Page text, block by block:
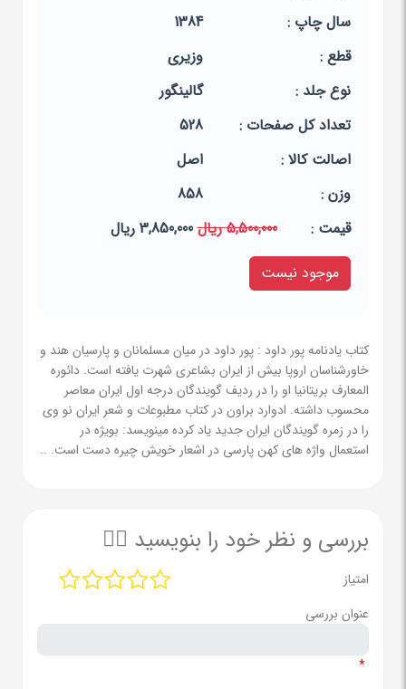
سال چاپ :
1384
قطع :
وزیری
نوع جلد :
گالینگور
تعداد کل صفحات :
528
اصالت کالا :
اصل
وزن :
858
قيمت :
5,500,000 ریال
3,850,000 ریال
موجود نیست
کتاب یادنامه پور داود : پور داود در میان مسلمانان و پارسیان هند و
خاورشناسان اروپا بیش از ایران بشاعری شهرت یافته است. دائوره
المعارف بریتانیا او را در ردیف گویندگان درجه اول ایران معاصر
محسوب داشته. ادوارد براون در کتاب مطبوعات و شعر ایران نو وی
را در زمره گویندگان ایران جدید یاد کرده مینویسد: بویژه در
استعمال واژه های کهن پارسی در اشعار خویش چیره دست است. ..
بررسی و نظر خود را بنویسید ✍🏻
امتیاز
عنوان بررسی
*